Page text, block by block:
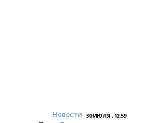
Новости 30 ИЮЛЯ , 12:59